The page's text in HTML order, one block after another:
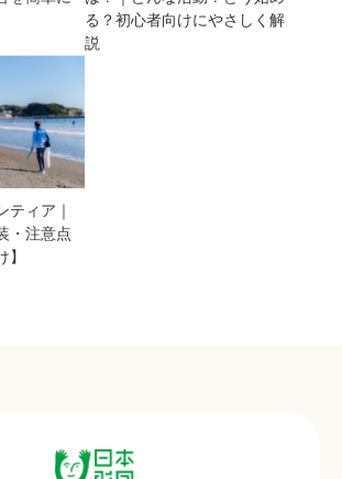
る？初心者向けにやさしく解
説
ティア｜
・注意点